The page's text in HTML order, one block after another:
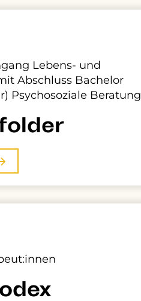
Lebens- und
Abschluss Bachelor
Psychosoziale Beratung